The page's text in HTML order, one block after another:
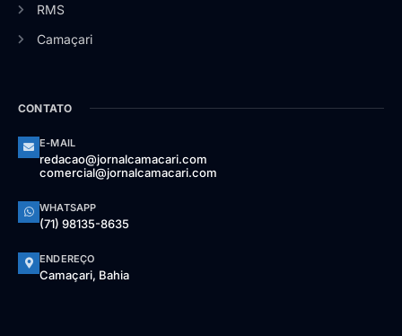
RMS
Camaçari
CONTATO
E-MAIL
redacao@jornalcamacari.com
comercial@jornalcamacari.com
WHATSAPP
(71) 98135-8635
ENDEREÇO
Camaçari, Bahia